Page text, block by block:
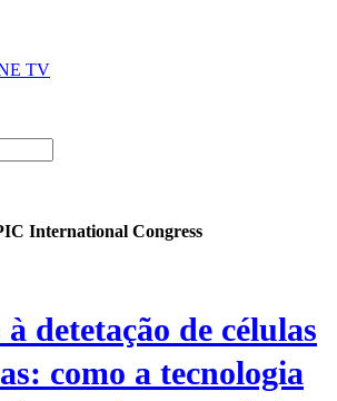
TV
International Congress
detetação de células
como a tecnologia